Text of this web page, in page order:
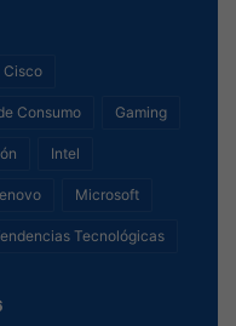
Cisco
Consumo Gaming
Intel
Microsoft
Tecnológicas